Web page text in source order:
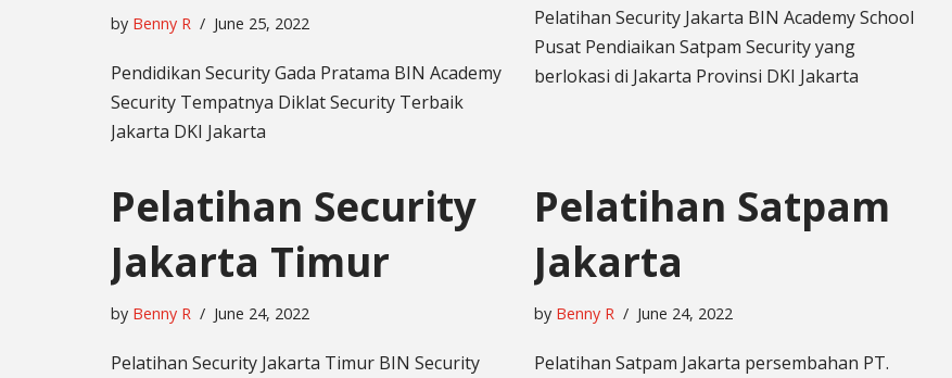
by Benny R June 25, 2022
Pendidikan Security Gada Pratama BIN Academy
Security Tempatnya Diklat Security Terbaik
Jakarta DKI Jakarta
Pelatihan Security Jakarta BIN Academy School
Pusat Pendiaikan Satpam Security yang
berlokasi di Jakarta Provinsi DKI Jakarta
Pelatihan Security
Jakarta Timur
by Benny R June 24, 2022
Pelatihan Security Jakarta Timur BIN Security
Pelatihan Satpam
Jakarta
by Benny R June 24, 2022
Pelatihan Satpam Jakarta persembahan PT.